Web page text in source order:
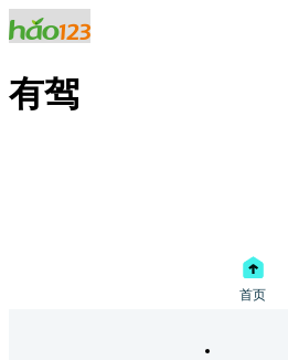
有驾